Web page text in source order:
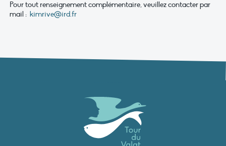
Pour tout renseignement complémentaire, veuillez contacter par
mail : kimrive@ird.fr